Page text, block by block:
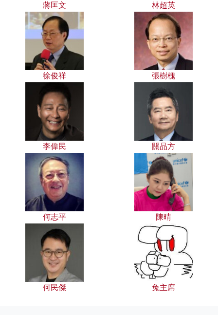
蔣匡文 林超英
徐俊祥 張樹槐
李偉民 關品方
何志平 陳晴
何民傑 兔主席